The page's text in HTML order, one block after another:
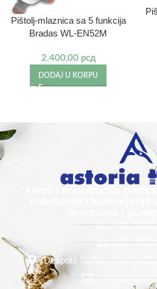
Pištolj-mlaznica sa 5 funkcija
Bradas WL-EN52M
2.400,00 рсд
DODAJ U KORPU
PIB:
MB :
Despota Stefana Lazarevića
info@astoria-